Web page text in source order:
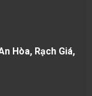
Hòa, Rạch Giá,